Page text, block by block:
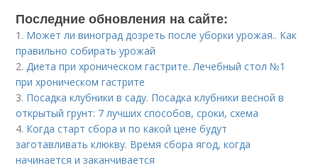
Последние обновления на сайте:
1. Может ли виноград дозреть после уборки урожая.. Как
правильно собирать урожай
2.Диета при хроническом гастрите. Лечебный стол №1
при хроническом гастрите
3. Посадка клубники в саду. Посадка клубники весной в
открытый грунт: 7 лучших способов, сроки, схема
4. Когда старт сбора и по какой цене будут
заготавливать клюкву. Время сбора ягод, когда
начинается и заканчивается